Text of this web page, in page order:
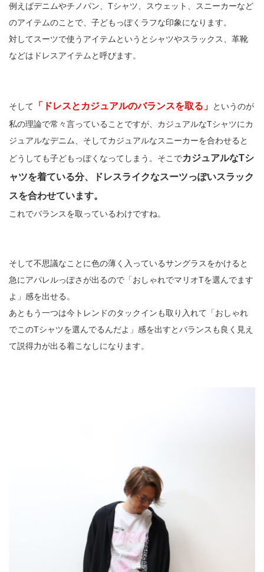
例えばデニムやチノパン、Tシャツ、スウェット、スニーカーなど
のアイテムのことで、子どもっぽくラフな印象になります。
対してスーツで使うアイテムというとシャツやスラックス、革靴
などはドレスアイテムと呼びます。
そして 「ドレスとカジュアルのバランスを取る」
というのが
私の理論で常々言っていることですが、カジュアルなTシャツにカ
ジュアルなデニム、そしてカジュアルなスニーカーを合わせると
どうしても子どもっぽくなってしまう。そこでカジュアルなTシ
ャツを着ている分、ドレスライクなスーツっぽいスラック
スを合わせています。
これでバランスを取っているわけですね。
そして不思議なことに色の薄く入っているサングラスをかけると
急にアパレルっぽさが出るので「おしゃれでマリオTを選んでます
よ」感を出せる。
あともう一つは今トレンドのタックインも取り入れて「おしゃれ
でこのTシャツを選んでるんだよ」感を出すとバランスも良く見え
て説得力が出る着こなしになります。